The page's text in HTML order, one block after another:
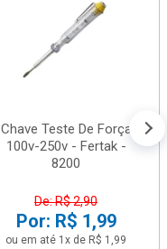
Chave Teste De Força
100v-250v - Fertak -
8200
De: R$ 2,90
Por: R$ 1,99
ou em até 1x de R$ 1,99